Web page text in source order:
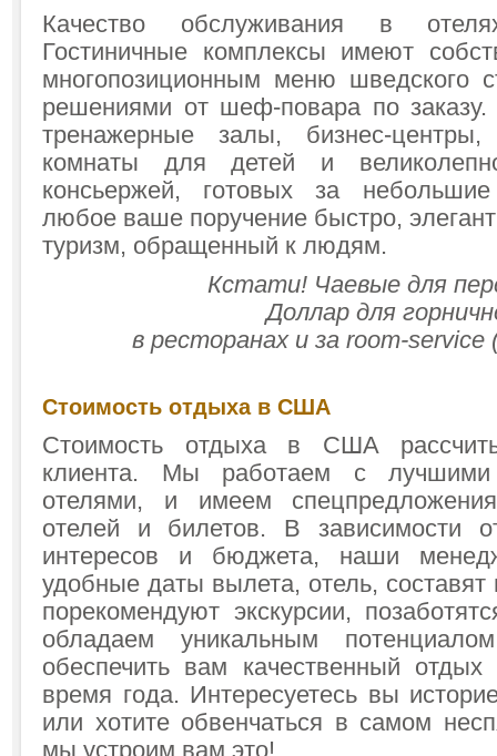
Качество обслуживания в
Гостиничные комплексы имеют
многопозиционным меню шведского
решениями от шеф-повара по заказу.
тренажерные залы, бизнес-
комнаты для детей и
консьержей, готовых за
любое ваше поручение быстро,
туризм, обращенный к людям.
Кстати! Чаевые для
Доллар для
в ресторанах и за room-
Стоимость отдыха в США
Стоимость отдыха в США
клиента. Мы работаем с лучшими
отелями, и имеем
отелей и билетов. В зависимости
интересов и бюджета, наши
удобные даты вылета, отель,
порекомендуют экскурсии,
обладаем уникальным
обеспечить вам качественный
время года. Интересуетесь вы
или хотите обвенчаться в самом
мы устроим вам это!